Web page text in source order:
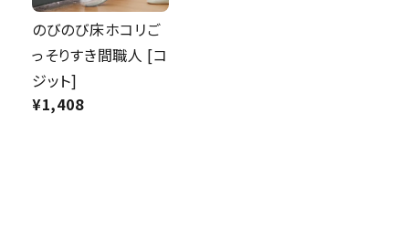
のびのび床ホコリご
っそりすき間職人 [コ
ジット]
¥1,408